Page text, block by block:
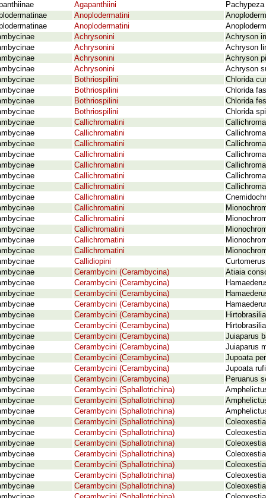
Agapanthiini
Anoplodermatini
Anoplodermatini
Achrysonini
Achryson
Achrysonini
Achryson
Achrysonini
Achryson
Achrysonini
Achryson
Bothriospilini
Chlorida
Bothriospilini
Chlorida
Bothriospilini
Chlorida
Bothriospilini
Chlorida
Callichromatini
Callichromatini
Callichromatini
Callichromatini
Callichromatini
Callichromatini
Callichromatini
Callichromatini
Callichromatini
Callichromatini
Callichromatini
Callichromatini
Callichromatini
Callidiopini
Cerambycini (Cerambycina)
Atiaia
Cerambycini (Cerambycina)
Cerambycini (Cerambycina)
Cerambycini (Cerambycina)
Cerambycini (Cerambycina)
Cerambycini (Cerambycina)
Cerambycini (Cerambycina)
Juiaparus
Cerambycini (Cerambycina)
Juiaparus
Cerambycini (Cerambycina)
Jupoata
Cerambycini (Cerambycina)
Jupoata
Cerambycini (Cerambycina)
Peruanus
Cerambycini (Sphallotrichina)
Cerambycini (Sphallotrichina)
Cerambycini (Sphallotrichina)
Cerambycini (Sphallotrichina)
Cerambycini (Sphallotrichina)
Cerambycini (Sphallotrichina)
Cerambycini (Sphallotrichina)
Cerambycini (Sphallotrichina)
Cerambycini (Sphallotrichina)
Cerambycini (Sphallotrichina)